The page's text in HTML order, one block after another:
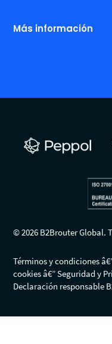
Más información
© 2026 B2Brouter Global.
Términos y condiciones
cookies
Seguridad y
Declaración responsable